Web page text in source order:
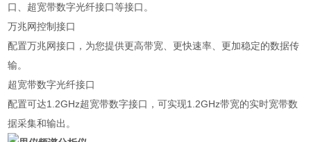
口、超宽带数字光纤接口等接口。
万兆网控制接口
配置万兆网接口，为您提供更高带宽、更快速率、更加稳定的数据传
输。
超宽带数字光纤接口
配置可达1.2GHz超宽带数字接口，可实现1.2GHz带宽的实时宽带数
据采集和输出。